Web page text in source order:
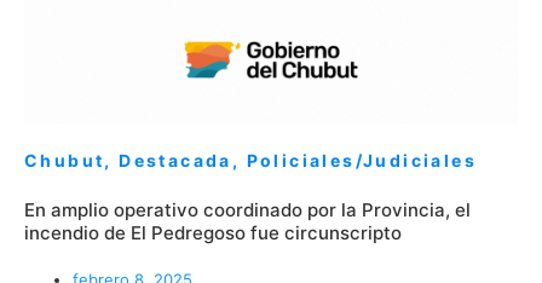
Chubut,Destacada , Policiales/Judiciales
En amplio operativo coordinado por la Provincia, el
incendio de El Pedregoso fue circunscripto